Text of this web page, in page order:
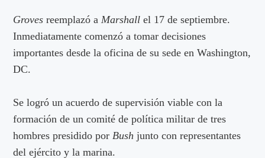
Groves reemplazó a Marshallel 17 de septiembre.
Inmediatamente comenzó a tomar decisiones
importantes desde la oficina de su sede en Washington,
DC.
Se logró un acuerdo de supervisión viable con la
formación de un comité de política militar de tres
hombres presidido porBush junto con representantes
del ejército y la marina.